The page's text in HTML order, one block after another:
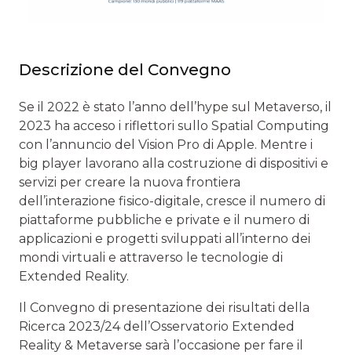
Descrizione del Convegno
Se il 2022 è stato l’anno dell’hype sul Metaverso, il
2023 ha acceso i riflettori sullo Spatial Computing
con l’annuncio del Vision Pro di Apple. Mentre i
big player lavorano alla costruzione di dispositivi e
servizi per creare la nuova frontiera
dell’interazione fisico-digitale, cresce il numero di
piattaforme pubbliche e private e il numero di
applicazioni e progetti sviluppati all’interno dei
mondi virtuali e attraverso le tecnologie di
Extended Reality.
Il Convegno di presentazione dei risultati della
Ricerca 2023/24 dell’Osservatorio Extended
Reality & Metaverse sarà l’occasione per fare il